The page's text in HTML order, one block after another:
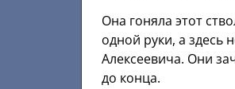
Она гоняла этот
одной руки, а здесь
Алексеевича. Они
до конца.